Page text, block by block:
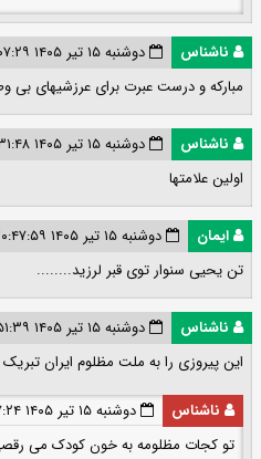
ناشناس
دوشنبه ۱۵ تیر ۱۴۰۵ ۲۰:۰۷:۲۹
مبارکه و درست عبرت برای عرزشیهای بی
ناشناس
دوشنبه ۱۵ تیر ۱۴۰۵ ۲۰:۳۱:۴۸
اولین علامتها
ایمان
دوشنبه ۱۵ تیر ۱۴۰۵ ۲۰:۴۷:۵۹
تن یحیی سنوار توی قبر لرزید........
ناشناس
دوشنبه ۱۵ تیر ۱۴۰۵ ۲۰:۵۱:۳۹
این پیروزی را به ملت مظلوم ایران
ناشناس
دوشنبه ۱۵ تیر ۱۴۰۵ ۲۳:۲۷:۲۴
تو کجات مظلومه به خون کودک می